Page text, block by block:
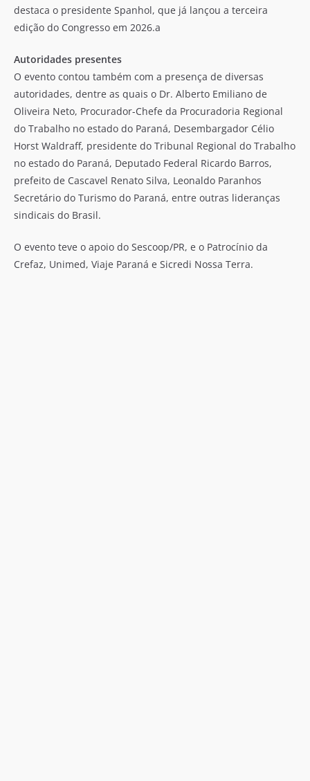
destaca o presidente Spanhol, que já lançou a terceira
edição do Congresso em 2026.a
Autoridades presentes
O evento contou também com a presença de diversas
autoridades, dentre as quais o Dr. Alberto Emiliano de
Oliveira Neto, Procurador-Chefe da Procuradoria Regional
do Trabalho no estado do Paraná, Desembargador Célio
Horst Waldraff, presidente do Tribunal Regional do Trabalho
no estado do Paraná, Deputado Federal Ricardo Barros,
prefeito de Cascavel Renato Silva, Leonaldo Paranhos
Secretário do Turismo do Paraná, entre outras lideranças
sindicais do Brasil.
O evento teve o apoio do Sescoop/PR, e o Patrocínio da
Crefaz, Unimed, Viaje Paraná e Sicredi Nossa Terra.